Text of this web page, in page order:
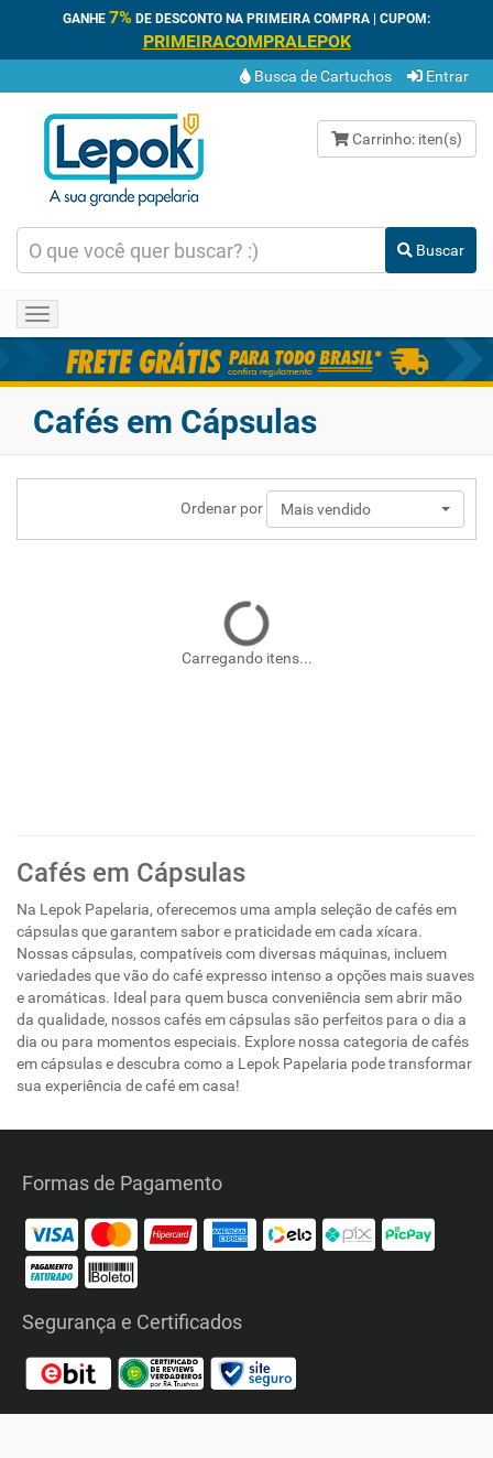
GANHE 7% DE DESCONTO NA PRIMEIRA COMPRA | CUPOM:
PRIMEIRACOMPRALEPOK
Busca de Cartuchos Entrar
Carrinho: iten(s)
Buscar
Toggle
navigation
Cafés em Cápsulas
Ordenar por Mais vendido
Carregando itens...
Cafés em Cápsulas
Na Lepok Papelaria, oferecemos uma ampla seleção de cafés em
cápsulas que garantem sabor e praticidade em cada xícara.
Nossas cápsulas, compatíveis com diversas máquinas, incluem
variedades que vão do café expresso intenso a opções mais suaves
e aromáticas. Ideal para quem busca conveniência sem abrir mão
da qualidade, nossos cafés em cápsulas são perfeitos para o dia a
dia ou para momentos especiais. Explore nossa categoria de cafés
em cápsulas e descubra como a Lepok Papelaria pode transformar
sua experiência de café em casa!
Formas de Pagamento
Segurança e Certificados